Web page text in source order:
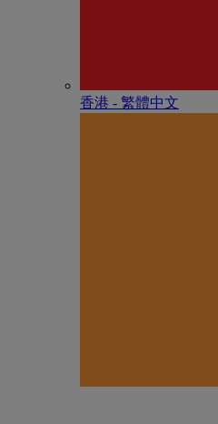
香港 - 繁體中文